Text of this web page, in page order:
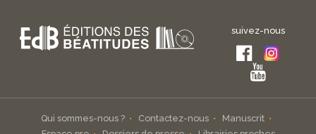
suivez-nous
Qui sommes-nous ? Contactez-nous
Manuscrit